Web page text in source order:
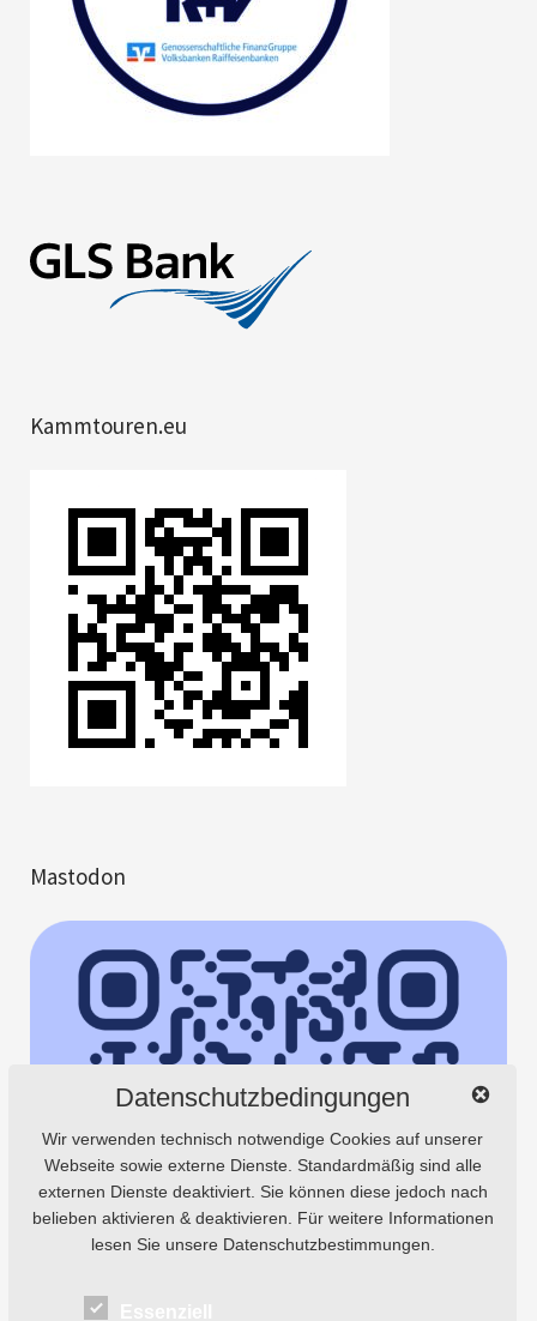
Kammtouren.eu
Mastodon
Datenschutzbedingungen
Wir verwenden technisch notwendige Cookies auf unserer
Webseite sowie externe Dienste. Standardmäßig sind alle
externen Dienste deaktiviert. Sie können diese jedoch nach
belieben aktivieren & deaktivieren. Für weitere Informationen
lesen Sie unsere Datenschutzbestimmungen.